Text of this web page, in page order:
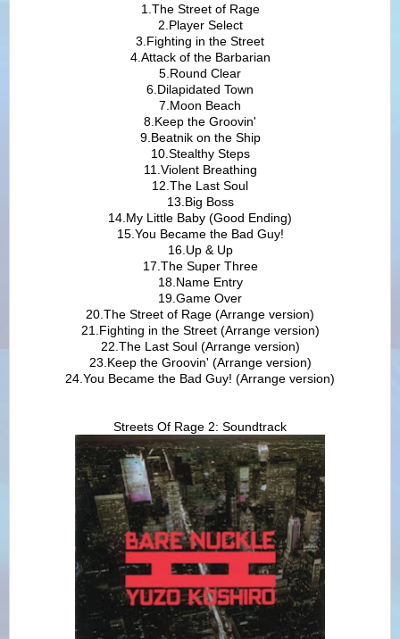
1.The Street of Rage
2.Player Select
3.Fighting in the Street
4.Attack of the Barbarian
5.Round Clear
6.Dilapidated Town
7.Moon Beach
8.Keep the Groovin'
9.Beatnik on the Ship
10.Stealthy Steps
11.Violent Breathing
12.The Last Soul
13.Big Boss
14.My Little Baby (Good Ending)
15.You Became the Bad Guy!
16.Up & Up
17.The Super Three
18.Name Entry
19.Game Over
20.The Street of Rage (Arrange version)
21.Fighting in the Street (Arrange version)
22.The Last Soul (Arrange version)
23.Keep the Groovin' (Arrange version)
24.You Became the Bad Guy! (Arrange version)
Streets Of Rage 2: Soundtrack